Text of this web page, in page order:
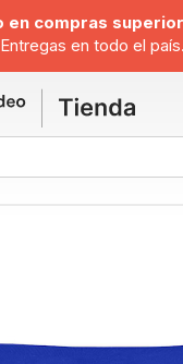
en compras
Entregas en todo el país.